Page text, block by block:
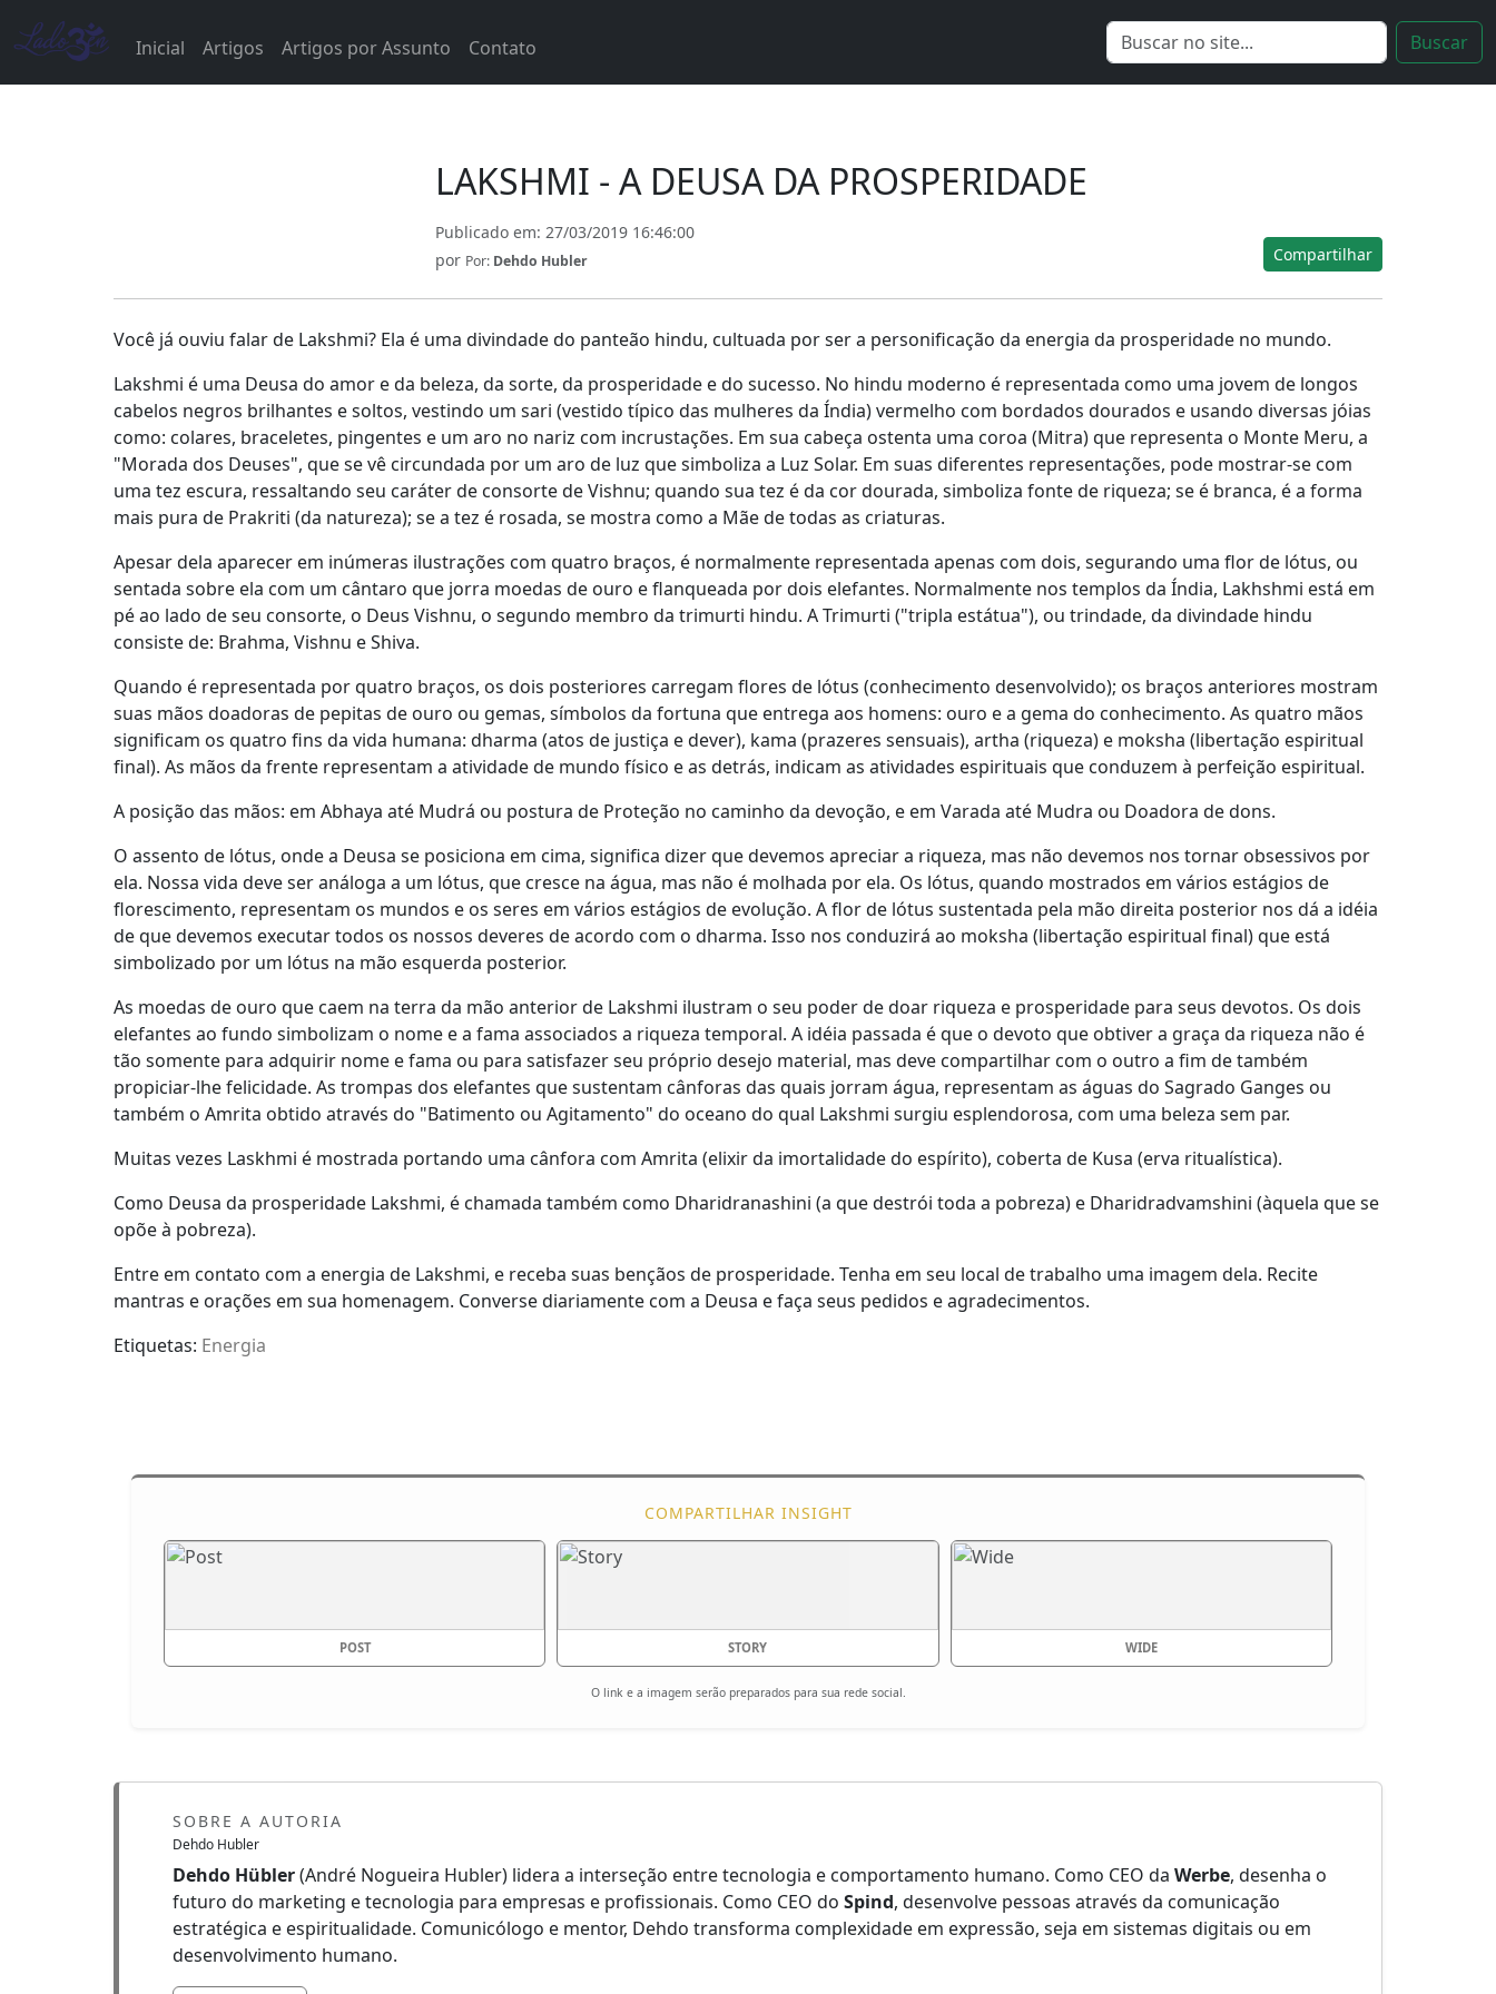
Inicial Artigos Artigos por Assunto Contato
LAKSHMI - A DEUSA DA PROSPERIDADE
Publicado em: 27/03/2019 16:46:00
por Por: Dehdo Hubler Compartilhar
Você já ouviu falar de Lakshmi? Ela é uma divindade do panteão hindu, cultuada por ser a personificação da energia da prosperidade no mundo.
Lakshmi é uma Deusa do amor e da beleza, da sorte, da prosperidade e do sucesso. No hindu moderno é representada como uma jovem de longos
cabelos negros brilhantes e soltos, vestindo um sari (vestido típico das mulheres da Índia) vermelho com bordados dourados e usando diversas jóias
como: colares, braceletes, pingentes e um aro no nariz com incrustações. Em sua cabeça ostenta uma coroa (Mitra) que representa o Monte Meru, a
"Morada dos Deuses", que se vê circundada por um aro de luz que simboliza a Luz Solar. Em suas diferentes representações, pode mostrar-se com
uma tez escura, ressaltando seu caráter de consorte de Vishnu; quando sua tez é da cor dourada, simboliza fonte de riqueza; se é branca, é a forma
mais pura de Prakriti (da natureza); se a tez é rosada, se mostra como a Mãe de todas as criaturas.
Apesar dela aparecer em inúmeras ilustrações com quatro braços, é normalmente representada apenas com dois, segurando uma flor de lótus, ou
sentada sobre ela com um cântaro que jorra moedas de ouro e flanqueada por dois elefantes. Normalmente nos templos da Índia, Lakhshmi está em
pé ao lado de seu consorte, o Deus Vishnu, o segundo membro da trimurti hindu. A Trimurti ("tripla estátua"), ou trindade, da divindade hindu
consiste de: Brahma, Vishnu e Shiva.
Quando é representada por quatro braços, os dois posteriores carregam flores de lótus (conhecimento desenvolvido); os braços anteriores mostram
suas mãos doadoras de pepitas de ouro ou gemas, símbolos da fortuna que entrega aos homens: ouro e a gema do conhecimento. As quatro mãos
significam os quatro fins da vida humana: dharma (atos de justiça e dever), kama (prazeres sensuais), artha (riqueza) e moksha (libertação espiritual
final). As mãos da frente representam a atividade de mundo físico e as detrás, indicam as atividades espirituais que conduzem à perfeição espiritual.
A posição das mãos: em Abhaya até Mudrá ou postura de Proteção no caminho da devoção, e em Varada até Mudra ou Doadora de dons.
O assento de lótus, onde a Deusa se posiciona em cima, significa dizer que devemos apreciar a riqueza, mas não devemos nos tornar obsessivos por
ela. Nossa vida deve ser análoga a um lótus, que cresce na água, mas não é molhada por ela. Os lótus, quando mostrados em vários estágios de
florescimento, representam os mundos e os seres em vários estágios de evolução. A flor de lótus sustentada pela mão direita posterior nos dá a idéia
de que devemos executar todos os nossos deveres de acordo com o dharma. Isso nos conduzirá ao moksha (libertação espiritual final) que está
simbolizado por um lótus na mão esquerda posterior.
As moedas de ouro que caem na terra da mão anterior de Lakshmi ilustram o seu poder de doar riqueza e prosperidade para seus devotos. Os dois
elefantes ao fundo simbolizam o nome e a fama associados a riqueza temporal. A idéia passada é que o devoto que obtiver a graça da riqueza não é
tão somente para adquirir nome e fama ou para satisfazer seu próprio desejo material, mas deve compartilhar com o outro a fim de também
propiciar-lhe felicidade. As trompas dos elefantes que sustentam cânforas das quais jorram água, representam as águas do Sagrado Ganges ou
também o Amrita obtido através do "Batimento ou Agitamento" do oceano do qual Lakshmi surgiu esplendorosa, com uma beleza sem par.
Muitas vezes Laskhmi é mostrada portando uma cânfora com Amrita (elixir da imortalidade do espírito), coberta de Kusa (erva ritualística).
Como Deusa da prosperidade Lakshmi, é chamada também como Dharidranashini (a que destrói toda a pobreza) e Dharidradvamshini (àquela que se
opõe à pobreza).
Entre em contato com a energia de Lakshmi, e receba suas bençãos de prosperidade. Tenha em seu local de trabalho uma imagem dela. Recite
mantras e orações em sua homenagem. Converse diariamente com a Deusa e faça seus pedidos e agradecimentos.
Etiquetas: Energia
COMPARTILHAR INSIGHT
POST STORY WIDE
O link e a imagem serão preparados para sua rede social.
SOBRE A AUTORIA
Dehdo Hubler
Dehdo Hübler(André Nogueira Hubler) lidera a interseção entre tecnologia e comportamento humano. Como CEO da Werbe, desenha o
futuro do marketing e tecnologia para empresas e profissionais. Como CEO do Spind, desenvolve pessoas através da comunicação
estratégica e espiritualidade. Comunicólogo e mentor, Dehdo transforma complexidade em expressão, seja em sistemas digitais ou em
desenvolvimento humano.